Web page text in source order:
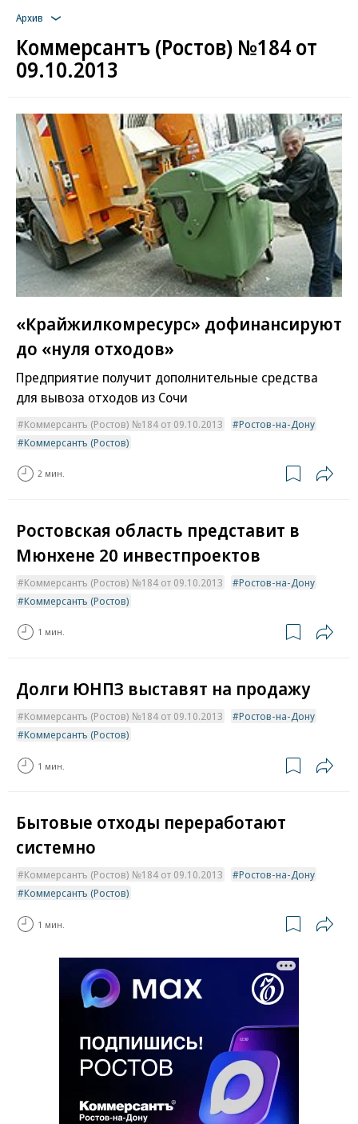
Архив
Коммерсантъ (Ростов) №184 от
09.10.2013
«Крайжилкомресурс» дофинансируют
до «нуля отходов»
Предприятие получит дополнительные средства
для вывоза отходов из Сочи
Коммерсантъ (Ростов) №184 от 09.10.2013
Ростов-на-Дону
Коммерсантъ (Ростов)
2 мин.
Ростовская область представит в
Мюнхене 20 инвестпроектов
Коммерсантъ (Ростов) №184 от 09.10.2013
Ростов-на-Дону
Коммерсантъ (Ростов)
1 мин.
Долги ЮНПЗ выставят на продажу
Коммерсантъ (Ростов) №184 от 09.10.2013
Ростов-на-Дону
Коммерсантъ (Ростов)
1 мин.
Бытовые отходы переработают
системно
Коммерсантъ (Ростов) №184 от 09.10.2013
Ростов-на-Дону
Коммерсантъ (Ростов)
1 мин.